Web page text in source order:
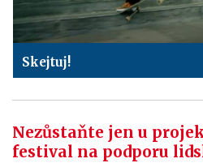
Skejtuj!
Nezůstaňte jen u
festival na podporu